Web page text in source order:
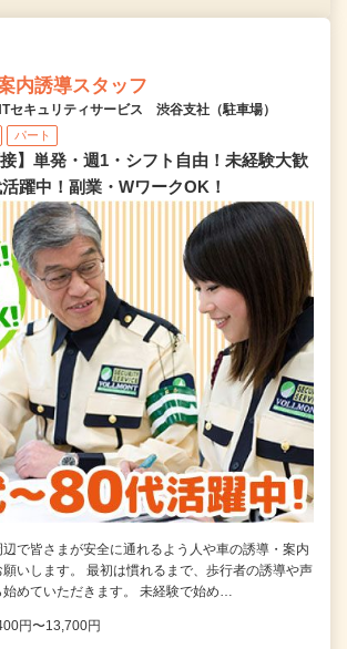
内誘導スタッフ
セキュリティサービス 渋谷支社（駐車場）
パート
接】単発・週1・シフト自由！未経験大歓
躍中！副業・WワークOK！
で皆さまが安全に通れるよう人や車の誘導・案内
いします。 最初は慣れるまで、歩行者の誘導や声
始めていただきます。 未経験で始め…
円〜13,700円